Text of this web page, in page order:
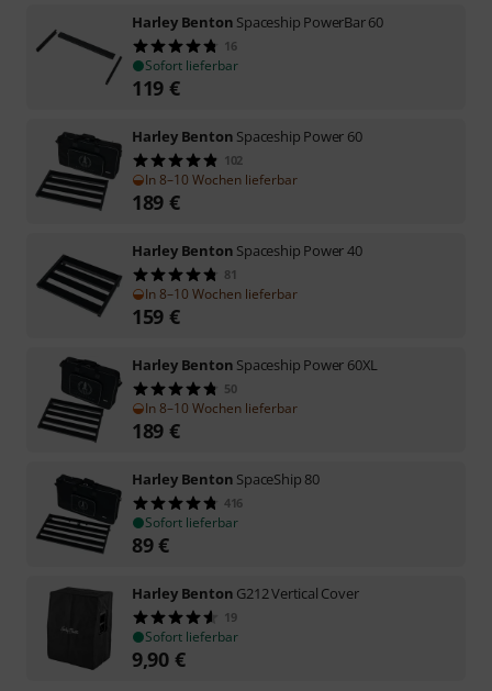
Harley Benton Spaceship PowerBar 60
16
Sofort lieferbar
119 €
Harley Benton Spaceship Power 60
102
In 8–10 Wochen lieferbar
189 €
Harley Benton Spaceship Power 40
81
In 8–10 Wochen lieferbar
159 €
Harley Benton Spaceship Power 60XL
50
In 8–10 Wochen lieferbar
189 €
Harley Benton SpaceShip 80
416
Sofort lieferbar
89€
Harley Benton G212 Vertical Cover
19
Sofort lieferbar
9,90 €